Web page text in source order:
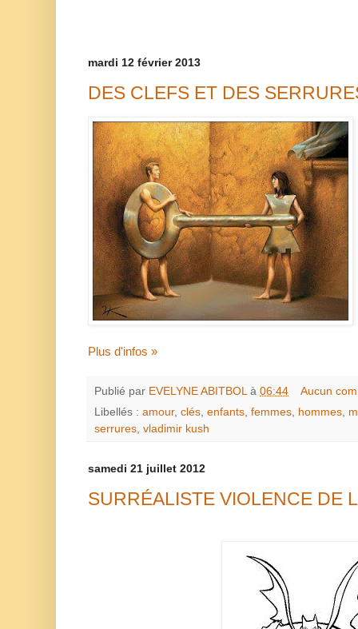
mardi 12 février 2013
DES CLEFS ET DES
Plus d'infos »
Publié par EVELYNE ABITBOL à 06:44
Aucun
Libellés : amour, clés, enfants, femmes, hommes,
serrures, vladimir kush
samedi 21 juillet 2012
SURRÉALISTE VIOLENCE DE